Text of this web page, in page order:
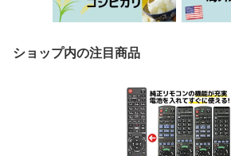
ショップ内の注目商品